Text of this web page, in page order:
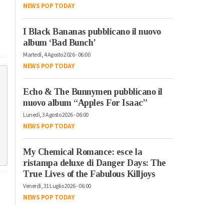
NEWS POP TODAY
I Black Bananas pubblicano il nuovo
album ‘Bad Bunch’
Martedì, 4 Agosto 2026 - 06:00
NEWS POP TODAY
Echo & The Bunnymen pubblicano il
nuovo album “Apples For Isaac”
Lunedì, 3 Agosto 2026 - 06:00
NEWS POP TODAY
My Chemical Romance: esce la
ristampa deluxe di Danger Days: The
True Lives of the Fabulous Killjoys
Venerdì, 31 Luglio 2026 - 06:00
NEWS POP TODAY